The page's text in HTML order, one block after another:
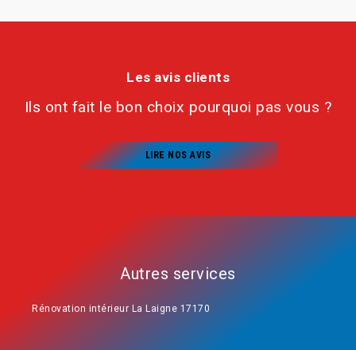
Les avis clients
Ils ont fait le bon choix pourquoi pas vous ?
LIRE NOS AVIS
Autres services
Rénovation intérieur La Laigne 17170